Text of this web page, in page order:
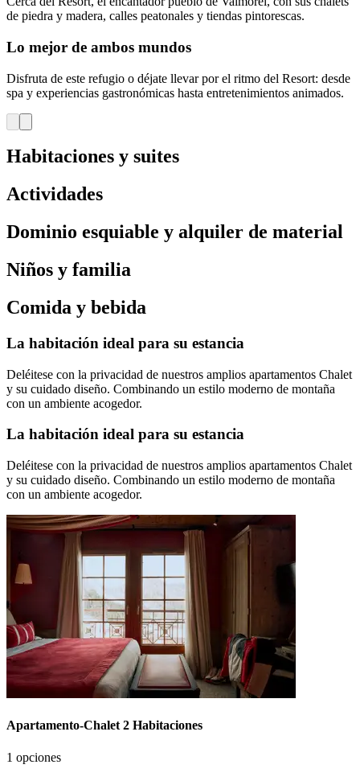
de piedra y madera, calles peatonales y tiendas pintorescas.
Lo mejor de ambos mundos
Disfruta de este refugio o déjate llevar por el ritmo del Resort: desde
spa y experiencias gastronómicas hasta entretenimientos animados.
Habitaciones y suites
Actividades
Dominio esquiable y alquiler de material
Niños y familia
Comida y bebida
La habitación ideal para su estancia
Deléitese con la privacidad de nuestros amplios apartamentos Chalet
y su cuidado diseño. Combinando un estilo moderno de montaña
con un ambiente acogedor.
La habitación ideal para su estancia
Deléitese con la privacidad de nuestros amplios apartamentos Chalet
y su cuidado diseño. Combinando un estilo moderno de montaña
con un ambiente acogedor.
Apartamento-Chalet 2 Habitaciones
1 opciones